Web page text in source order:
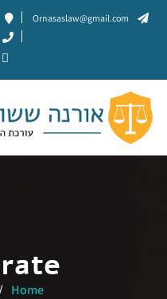
Skip
Ornasaslaw@gmail.com
Home